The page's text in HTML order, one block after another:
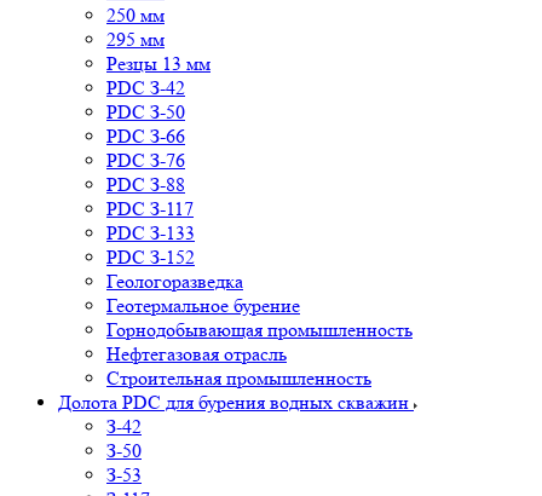
250 мм
295 мм
Резцы 13 мм
PDC З-42
PDC З-50
PDC З-66
PDC З-76
PDC З-88
PDC З-117
PDC З-133
PDC З-152
Геологоразведка
Геотермальное бурение
Горнодобывающая промышленность
Нефтегазовая отрасль
Строительная промышленность
Долота PDC для бурения водных скважин
З-42
З-50
З-53